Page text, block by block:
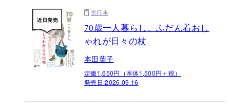
単行本
70歳一人暮らし、ふだん着おし
ゃれが日々の杖
本田葉子
定価1,650円（本体1,500円＋税）
発売日:2026.09.16